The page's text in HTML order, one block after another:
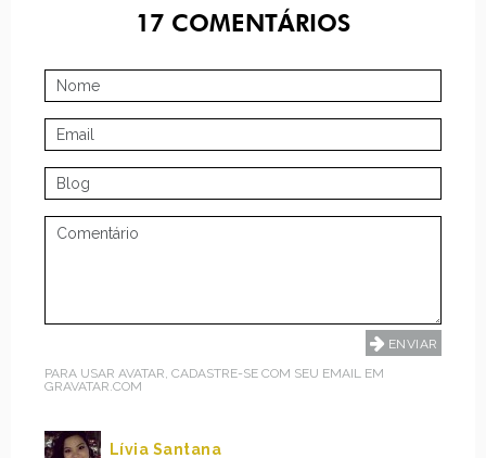
17 COMENTÁRIOS
PARA USAR AVATAR, CADASTRE-SE COM SEU EMAIL EM
GRAVATAR.COM
Lívia Santana